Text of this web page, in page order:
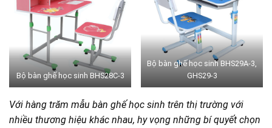
Bộ bàn ghế học sinh BHS28C-3
Bộ bàn ghế học sinh BHS29A-3,
GHS29-3
Với hàng trăm mẫu bàn ghế học sinh trên thị trường với
nhiều thương hiệu khác nhau, hy vọng những bí quyết chọn